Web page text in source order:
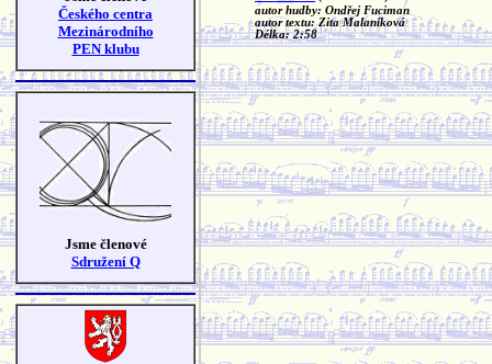
Českého centra
Mezinárodního
PEN klubu
Jsme členové
Sdružení Q
autor hudby: Ondřej Fuciman
autor textu: Zita Malaníková
Délka: 2:58